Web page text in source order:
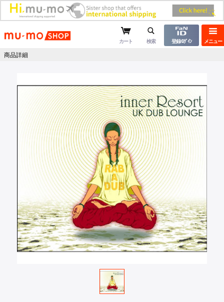
mu-moショップ メニュー
カート 検索 登録/ﾛｸﾞｲﾝ
商品詳細